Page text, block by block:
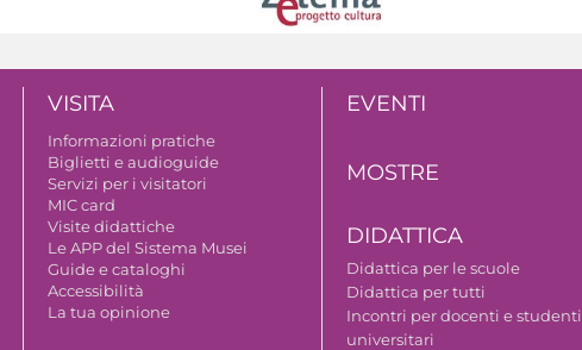
VISITA
Informazioni pratiche
Biglietti e audioguide
Servizi per i visitatori
MIC card
Visite didattiche
Le APP del Sistema Musei
Guide e cataloghi
Accessibilità
La tua opinione
EVENTI
MOSTRE
DIDATTICA
Didattica per le scuole
Didattica per tutti
Incontri per docenti e studenti
universitari